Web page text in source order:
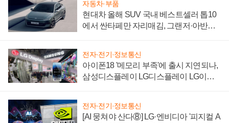
자동차·부품
현대차 올해 SUV 국내 베스트셀러 톱10
에서 싼타페만 자리매김, 그랜저·아반떼
전자·전기·정보통신
아이폰18 '메모리 부족'에 출시 지연되나,
삼성디스플레이 LG디스플레이 LG이노
전자·전기·정보통신
[AI 뭉쳐야 산다⑧] LG·엔비디아 '피지컬 A